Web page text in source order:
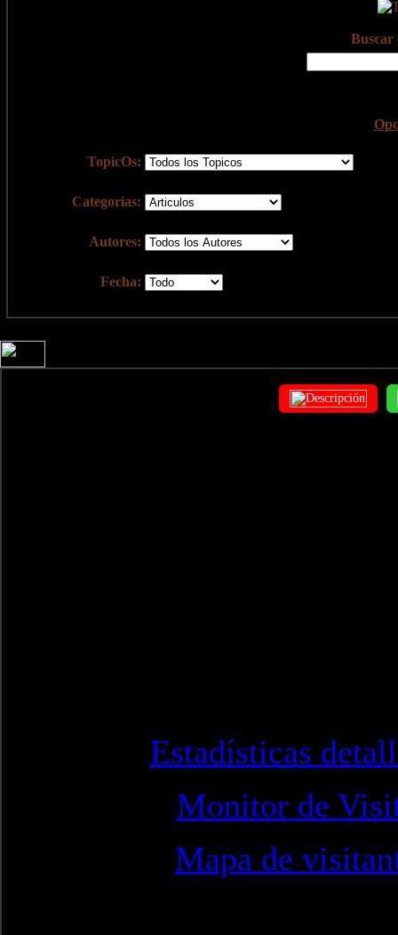
Buscar
TopicOs:
Categorias:
Autores:
Fecha:
Estadísticas
Monitor de
Mapa de